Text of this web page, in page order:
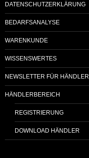
DATENSCHUTZERKLÄRUNG
BEDARFSANALYSE
WARENKUNDE
WISSENSWERTES
NEWSLETTER FÜR HÄNDLER
HÄNDLERBEREICH
REGISTRIERUNG
DOWNLOAD HÄNDLER